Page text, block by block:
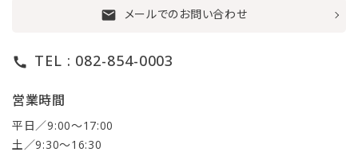
mail メールでのお問い合わせ
call TEL : 082-854-0003
営業時間
平日／9:00〜17:00
土／9:30〜16:30